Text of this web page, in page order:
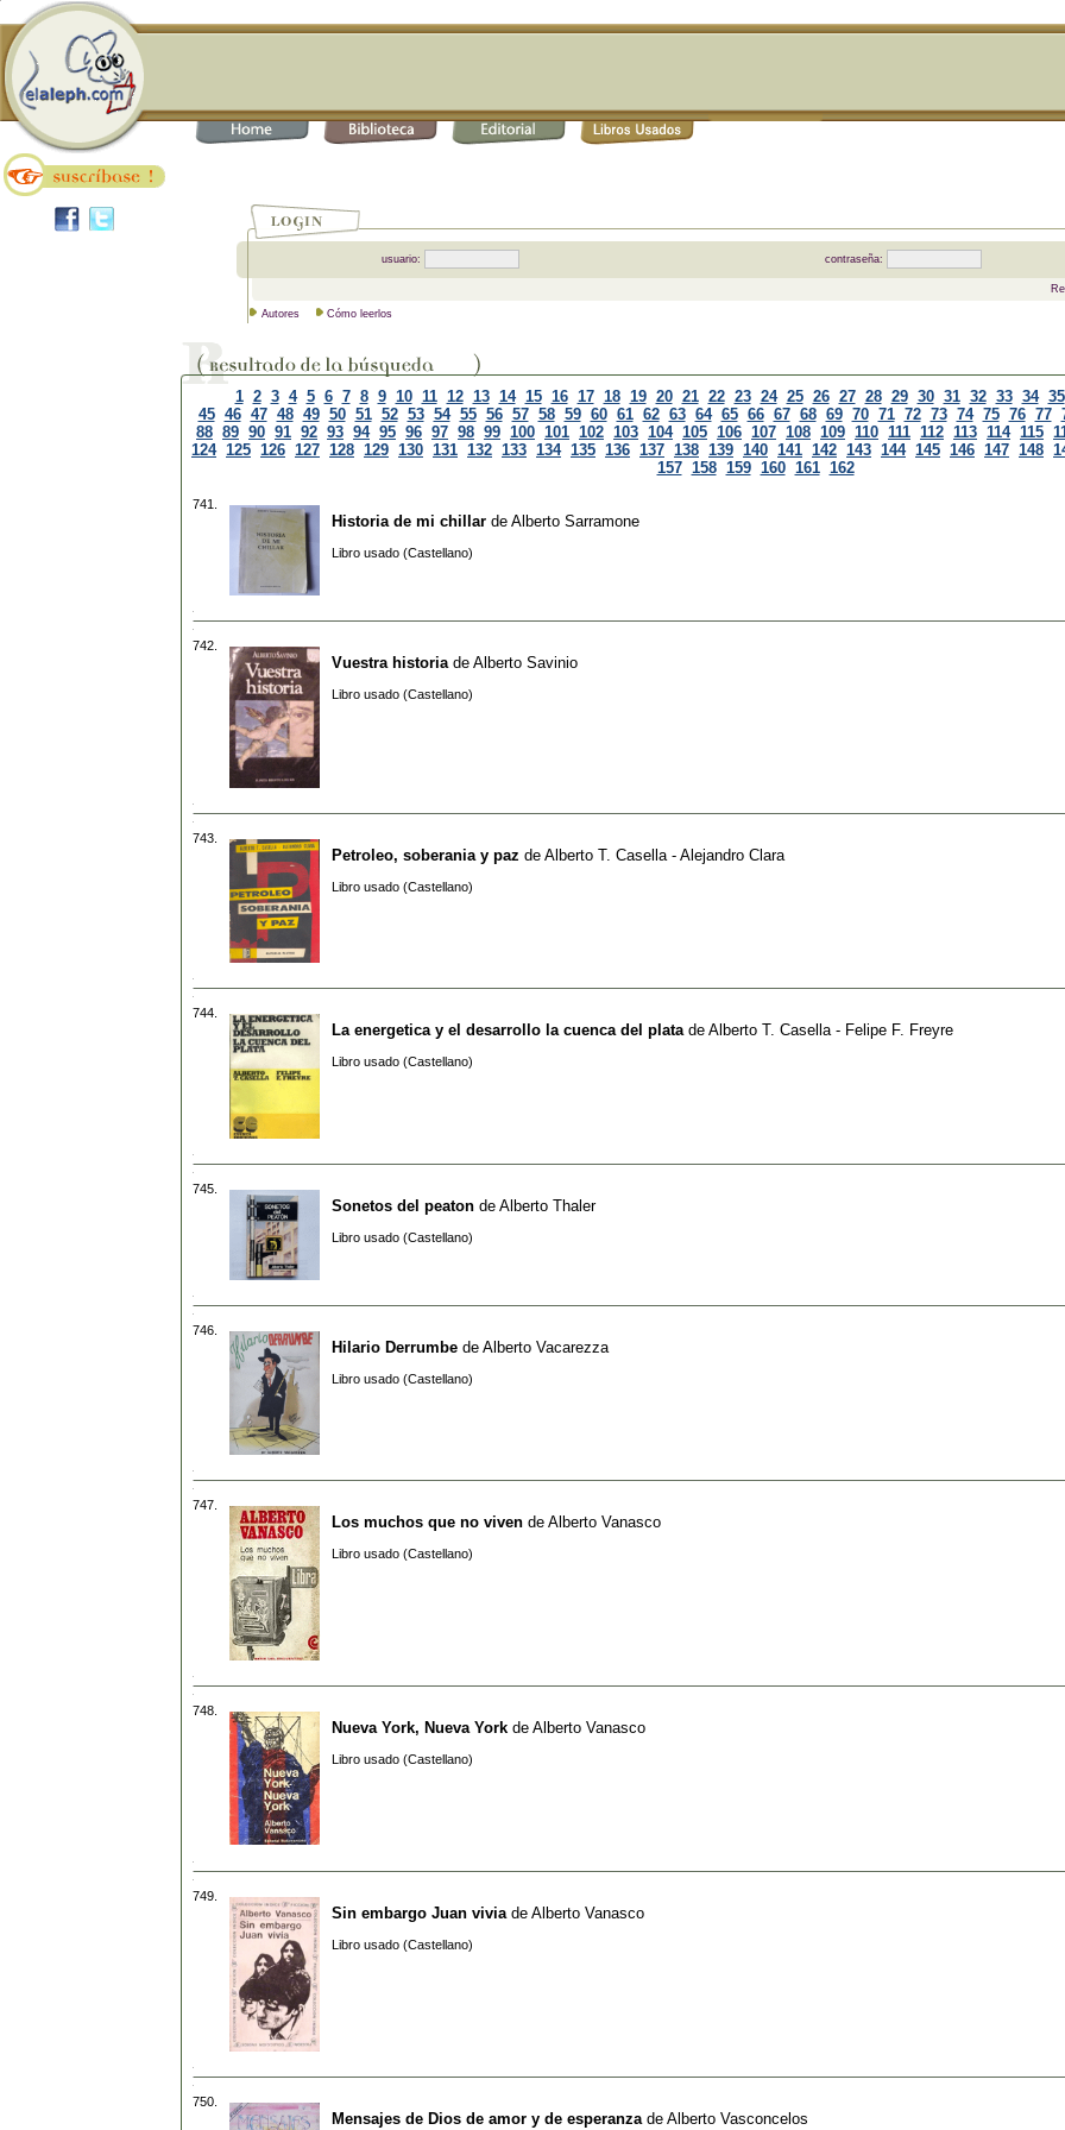
usuario: contraseña:
Autores Cómo leerlos
1 2 3 4 5 6 7 8 9 10 11 12 13 14 15 16 17 18 19 20 21 22 23 24 25 26 27 28 29 30 31 32 33 34 35
45 46 47 48 49 50 51 52 53 54 55 56 57 58 59 60 61 62 63 64 65 66 67 68 69 70 71 72 73 74 75 76 77
88 89 90 91 92 93 94 95 96 97 98 99 100 101 102 103 104 105 106 107 108 109 110 111 112 113 114 115
124 125 126 127 128 129 130 131 132 133 134 135 136 137 138 139 140 141 142 143 144 145 146 147 148
157 158 159 160 161 162
741.
Historia de mi chillar de Alberto Sarramone
Libro usado (Castellano)
742.
Vuestra historia de Alberto Savinio
Libro usado (Castellano)
743.
Petroleo, soberania y paz de Alberto T. Casella - Alejandro Clara
Libro usado (Castellano)
744.
La energetica y el desarrollo la cuenca del plata de Alberto T. Casella - Felipe F. Freyre
Libro usado (Castellano)
745.
Sonetos del peaton de Alberto Thaler
Libro usado (Castellano)
746.
Hilario Derrumbe de Alberto Vacarezza
Libro usado (Castellano)
747.
Los muchos que no viven de Alberto Vanasco
Libro usado (Castellano)
748.
Nueva York, Nueva York de Alberto Vanasco
Libro usado (Castellano)
749.
Sin embargo Juan vivia de Alberto Vanasco
Libro usado (Castellano)
750.
Mensajes de Dios de amor y de esperanza de Alberto Vasconcelos